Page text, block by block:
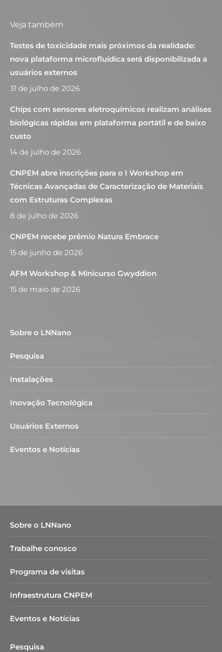
Veja também
Testes de toxicidade mais próximos da realidade:
nova plataforma microfluídica será disponibilizada a
usuários externos
31 de julho de 2026
Chips com sensores eletroquímicos realizam análises
biológicas rápidas em plataforma portátil e de baixo
custo
14 de julho de 2026
CNPEM abre inscrições para o I Workshop em
Técnicas Avançadas de Caracterização de Materiais
com Estruturas Complexas
8 de julho de 2026
CNPEM recebe prêmio Natura Embrace
15 de junho de 2026
AFM Workshop & Minicurso Gwyddion
15 de maio de 2026
Sobre o LNNano
Pesquisa
Instalações
Inovação Tecnológica
Usuários Externos
Eventos e Notícias
Sobre o LNNano
Trabalhe conosco
Programa de visitas
Infraestrutura CNPEM
Eventos e Notícias
Pesquisa